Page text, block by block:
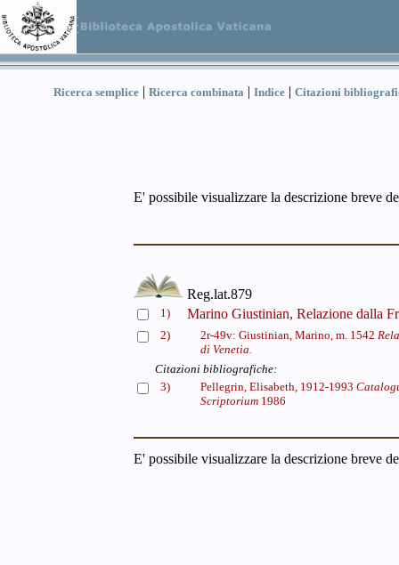
Ricerca semplice | Ricerca combinata | Indice | Citazioni
E' possibile visualizzare la descrizione breve
Reg.lat.879
1) Marino Giustinian, Relazione dalla
2) 2r-49v: Giustinian, Marino, m. 1542
di Venetia.
Citazioni bibliografiche:
3)
Pellegrin, Elisabeth, 1912-1993
Scriptorium 1986
E' possibile visualizzare la descrizione breve